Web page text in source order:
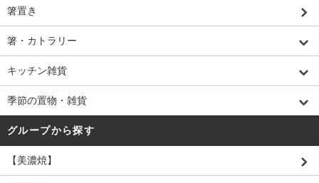
箸置き
箸・カトラリー
キッチン雑貨
季節の置物・雑貨
グループから探す
【美濃焼】